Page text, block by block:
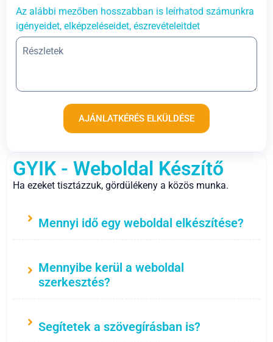
GYIK - Weboldal Készítő
Ha ezeket tisztázzuk, gördülékeny a közös munka.
Mennyi idő egy weboldal elkészítése?
Mennyibe kerül a weboldal
szerkesztés?
Segítetek a szövegírásban is?
Az alábbi mezőben hosszabban is leírhatod számunkra
igényeidet, elképzeléseidet, észrevételeitdet
AJÁNLATKÉRÉS ELKÜLDÉSE